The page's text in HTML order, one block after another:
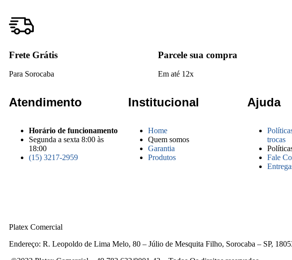
Frete Grátis
Para Sorocaba
Parcele sua compra
Em até 12x
Atendimento
Horário de funcionamento
Segunda a sexta 8:00 às
18:00
(15) 3217-2959
Institucional
Home
Quem somos
Garantia
Produtos
Ajuda
trocas
Fale
Platex Comercial
Endereço: R. Leopoldo de Lima Melo, 80 – Júlio de Mesquita Filho, Sorocaba – SP,